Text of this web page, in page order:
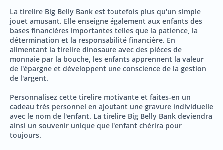
La tirelire Big Belly Bank est toutefois plus qu'un simple
jouet amusant. Elle enseigne également aux enfants des
bases financières importantes telles que la patience, la
détermination et la responsabilité financière. En
alimentant la tirelire dinosaure avec des pièces de
monnaie par la bouche, les enfants apprennent la valeur
de l'épargne et développent une conscience de la gestion
de l'argent.
Personnalisez cette tirelire motivante et faites-en un
cadeau très personnel en ajoutant une gravure individuelle
avec le nom de l'enfant. La tirelire Big Belly Bank deviendra
ainsi un souvenir unique que l'enfant chérira pour
toujours.